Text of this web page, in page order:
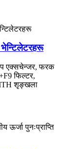
भेन्टिलेटरहरू
एक्सचेन्जर, फरक
फिल्टर,
शृङ्खला